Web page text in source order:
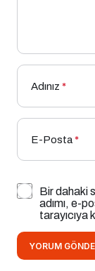
Adınız *
E-Posta*
Bir dahaki
adımı, e-
tarayıcıya
YORUM